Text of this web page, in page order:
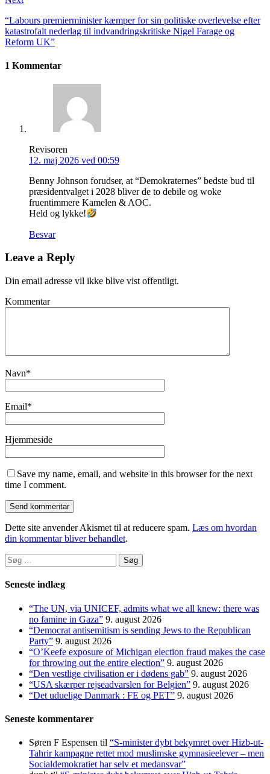
“Labours premierminister kæmper for sin politiske overlevelse efter
katastrofalt nederlag til indvandringskritiske Nigel Farage og
Reform UK”
1 Kommentar
Revisoren
12. maj 2026 ved 00:59
Benny Johnson forudser, at “Demokraternes” bedste bud til
præsidentvalget i 2028 bliver de to debile og woke
fruentimmere Kamelen & AOC.
Held og lykke!
Besvar
Leave a Reply
Din email adresse vil ikke blive vist offentligt.
Kommentar
Navn*
Email*
Hjemmeside
Save my name, email, and website in this browser for the next
time I comment.
Dette site anvender Akismet til at reducere spam. Læs om hvordan
din kommentar bliver behandlet.
Søg
efter:
Seneste indlæg
“The UN, via UNICEF, admits what we all knew: there was
no famine in Gaza” 9. august 2026
“Democrat antisemitism is sending Jews to the Republican
Party” 9. august 2026
“O’Keefe exposure of Michigan election fraud makes the case
for throwing out the entire election” 9. august 2026
“Den vestlige civilisation er i dødens gab” 9. august 2026
“USA skærper rejseadvarslen for Belgien” 9. august 2026
“Det uduelige Danmark : FE og PET” 9. august 2026
Seneste kommentarer
Søren F Espensen til “S-minister dybt bekymret over Hizb-ut-
Tahrir kampagne rettet mod muslimske gymnasieelever – men
Socialdemokratiet har selv et medansvar”